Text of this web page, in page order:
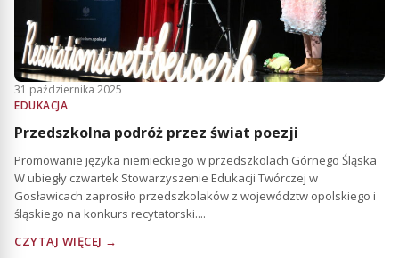
31 października 2025
EDUKACJA
Przedszkolna podróż przez świat poezji
Promowanie języka niemieckiego w przedszkolach Górnego Śląska
W ubiegły czwartek Stowarzyszenie Edukacji Twórczej w
Gosławicach zaprosiło przedszkolaków z województw opolskiego i
śląskiego na konkurs recytatorski....
CZYTAJ WIĘCEJ →